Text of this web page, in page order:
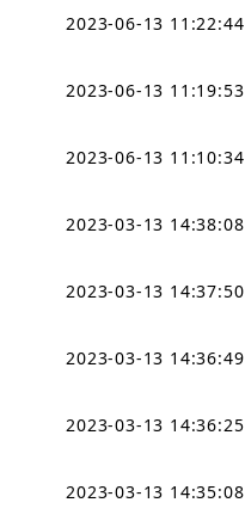
2023-06-13 11:22:44
2023-06-13 11:19:53
2023-06-13 11:10:34
2023-03-13 14:38:08
2023-03-13 14:37:50
2023-03-13 14:36:49
2023-03-13 14:36:25
2023-03-13 14:35:08